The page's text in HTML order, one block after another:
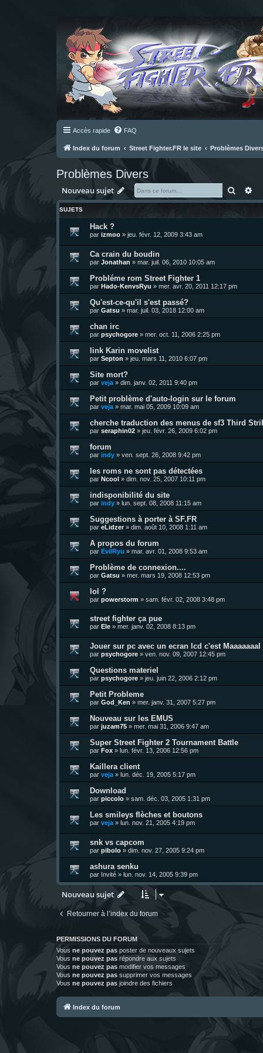
Accès rapide FAQ
Index du forum Street Fighter.FR le site Problèmes
Problèmes Divers
Nouveau sujet
SUJETS
Hack ?
par izmoo » jeu. févr. 12, 2009 3:43 am
Ca crain du boudin
par Jonathan » mar. juil. 06, 2010 10:05 am
Probléme rom Street Fighter 1
par Hado-KenvsRyu » mer. avr. 20, 2011 12:17 pm
Qu'est-ce-qu'il s'est passé?
par Gatsu » mar. juil. 03, 2018 12:00 am
chan irc
par psychogore » mer. oct. 11, 2006 2:25 pm
link Karin movelist
par Septon » jeu. mars 11, 2010 6:07 pm
Site mort?
par veja » dim. janv. 02, 2011 9:40 pm
Petit problème d'auto-login sur le forum
par veja » mar. mai 05, 2009 10:09 am
cherche traduction des menus de sf3 Third
par seraphin02 » jeu. févr. 26, 2009 6:02 pm
forum
par indy » ven. sept. 26, 2008 9:42 pm
les roms ne sont pas détectées
par Ncool » dim. nov. 25, 2007 10:11 pm
indisponibilité du site
par indy » lun. sept. 08, 2008 11:15 am
Suggestions à porter à SF.FR
par eLidzer» dim. août 10, 2008 1:11 am
A propos du forum
par EvilRyu » mar. avr. 01, 2008 9:53 am
Problème de connexion....
par Gatsu » mer. mars 19, 2008 12:53 pm
lol ?
par powerstorm » sam. févr. 02, 2008 3:48 pm
street fighter ça pue
par Ele » mer. janv. 02, 2008 8:13 pm
Jouer sur pc avec un ecran lcd c'est Maaaaaaal
par psychogore » ven. nov. 09, 2007 12:45 pm
Questions materiel
par psychogore » jeu. juin 22, 2006 2:12 pm
Petit Probleme
par God_Ken » mer. janv. 31, 2007 5:27 pm
Nouveau sur les EMUS
par juzam75 » mer. mai 31, 2006 9:47 am
Super Street Fighter 2 Tournament Battle
par Fox » lun. févr. 13, 2006 12:56 pm
Kaillera client
par veja » lun. déc. 19, 2005 5:17 pm
Download
par piccolo » sam. déc. 03, 2005 1:31 pm
Les smileys flèches et boutons
par veja » lun. nov. 21, 2005 4:19 pm
snk vs capcom
par pibolo » dim. nov. 27, 2005 9:24 pm
ashura senku
par Invité » lun. nov. 14, 2005 9:39 pm
Nouveau sujet
Retourner à l’index du forum
PERMISSIONS DU FORUM
Vous ne pouvez pas poster de nouveaux sujets
Vous ne pouvez pas répondre aux sujets
Vous ne pouvez pas modifier vos messages
Vous ne pouvez pas supprimer vos messages
Vous ne pouvez pas joindre des fichiers
Index du forum